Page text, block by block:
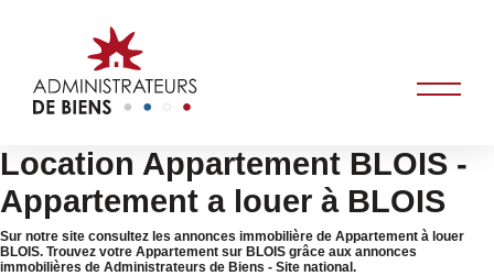
Location Appartement BLOIS -
Appartement a louer à BLOIS
Sur notre site consultez les annonces immobilière de Appartement à louer
BLOIS. Trouvez votre Appartement sur BLOIS grâce aux annonces
immobilières de Administrateurs de Biens - Site national.